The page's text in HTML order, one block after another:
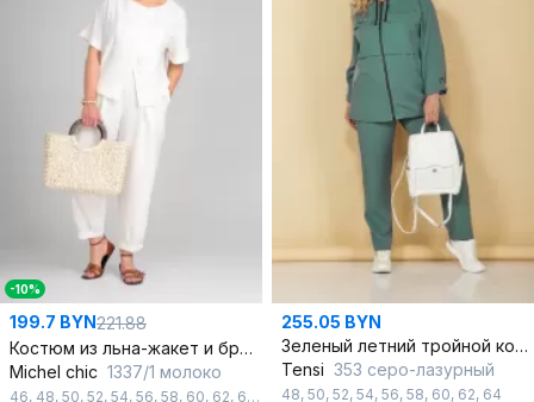
-10%
199.7 BYN221.88
Костюм из льна-жакет и брюки-шаровары на каждый день
Michel chic 1337/1 молоко
46, 48, 50, 52, 54, 56, 58, 60, 62, 64 ,
255.05 BYN
Зеленый летний тройной комплект с капюшоном и карманами
Tensi 353 серо-лазурный
48, 50, 52, 54, 56, 58, 60, 62, 64